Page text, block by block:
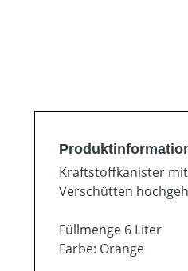
Kraftstoffkanister
Verschütten
Füllmenge 6 Liter
Farbe: Orange